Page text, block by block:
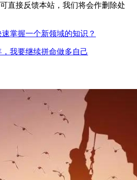
直接反馈本站，我们将会作删除处
掌握一个新领域的知识？
，我要继续拼命做多自己